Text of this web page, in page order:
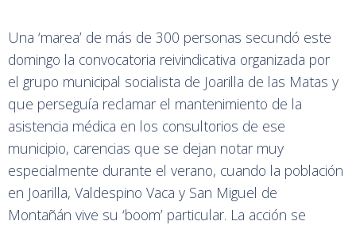
Una ‘marea’ de más de 300 personas secundó este
domingo la convocatoria reivindicativa organizada por
el grupo municipal socialista de Joarilla de las Matas y
que perseguía reclamar el mantenimiento de la
asistencia médica en los consultorios de ese
municipio, carencias que se dejan notar muy
especialmente durante el verano, cuando la población
en Joarilla, Valdespino Vaca y San Miguel de
Montañán vive su ‘boom’ particular. La acción se